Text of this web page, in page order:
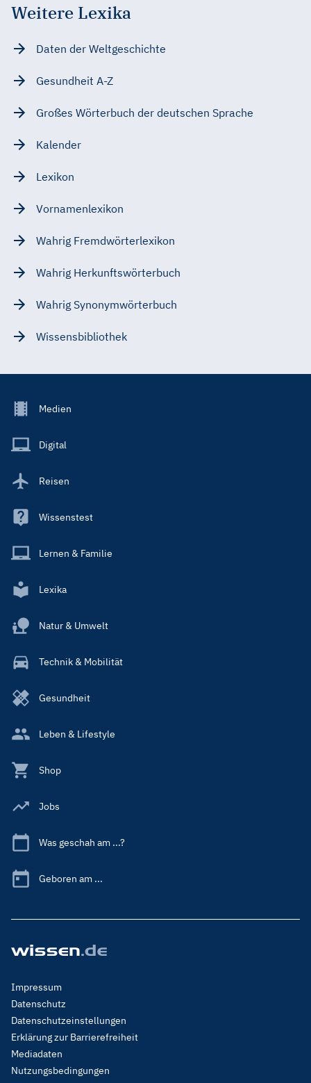
Weitere Lexika
Daten der Weltgeschichte
Gesundheit A-Z
Großes Wörterbuch der deutschen Sprache
Kalender
Lexikon
Vornamenlexikon
Wahrig Fremdwörterlexikon
Wahrig Herkunftswörterbuch
Wahrig Synonymwörterbuch
Wissensbibliothek
Footer
Main
Medien
Digital
Reisen
Wissenstest
Lernen & Familie
Lexika
Natur & Umwelt
Technik & Mobilität
Gesundheit
Leben & Lifestyle
Shop
Jobs
Was geschah am ...?
Geboren am ...
Footer
Menu
Legal
Impressum
Datenschutz
Datenschutzeinstellungen
Erklärung zur Barrierefreiheit
Mediadaten
Nutzungsbedingungen